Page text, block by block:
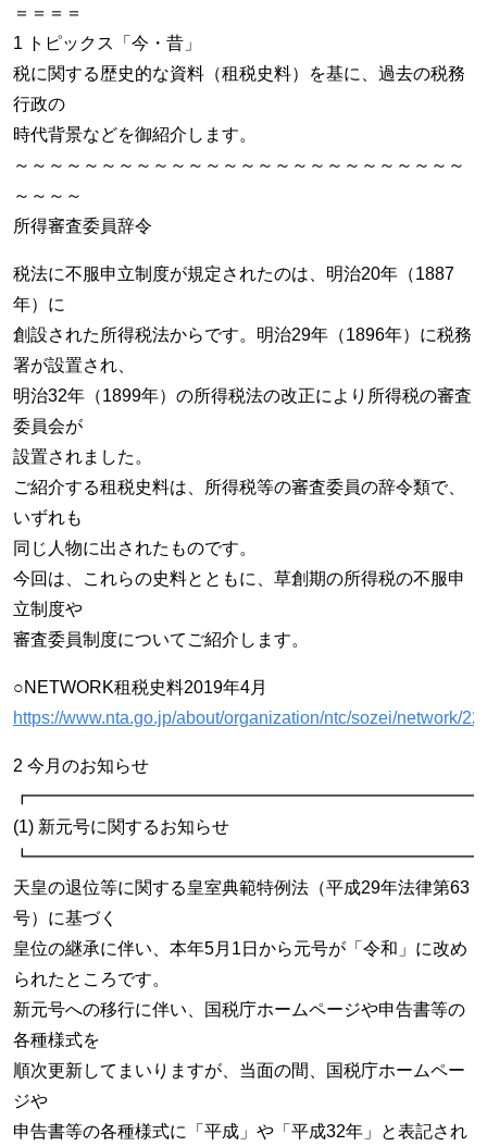
＝＝＝＝
1 トピックス「今・昔」
税に関する歴史的な資料（租税史料）を基に、過去の税務
行政の
時代背景などを御紹介します。
～～～～～～～～～～～～～～～～～～～～～～～～～～
～～～～
所得審査委員辞令
税法に不服申立制度が規定されたのは、明治20年（1887
年）に
創設された所得税法からです。明治29年（1896年）に税務
署が設置され、
明治32年（1899年）の所得税法の改正により所得税の審査
委員会が
設置されました。
ご紹介する租税史料は、所得税等の審査委員の辞令類で、
いずれも
同じ人物に出されたものです。
今回は、これらの史料とともに、草創期の所得税の不服申
立制度や
審査委員制度についてご紹介します。
○NETWORK租税史料2019年4月
https://www.nta.go.jp/about/organization/ntc/sozei/network/
2 今月のお知らせ
(1) 新元号に関するお知らせ
天皇の退位等に関する皇室典範特例法（平成29年法律第63
号）に基づく
皇位の継承に伴い、本年5月1日から元号が「令和」に改め
られたところです。
新元号への移行に伴い、国税庁ホームページや申告書等の
各種様式を
順次更新してまいりますが、当面の間、国税庁ホームペー
ジや
申告書等の各種様式に「平成」や「平成32年」と表記され